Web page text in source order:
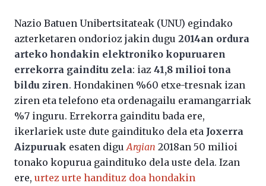
Nazio Batuen Unibertsitateak (UNU) egindako
azterketaren ondorioz jakin dugu 2014an ordura
arteko hondakin elektroniko kopuruaren
errekorra gainditu zela: iaz 41,8 milioi tona
bildu ziren. Hondakinen %60 etxe-tresnak izan
ziren eta telefono eta ordenagailu eramangarriak
%7 inguru. Errekorra gainditu bada ere,
ikerlariek uste dute gaindituko dela eta Joxerra
Aizpuruak esaten diguArgian 2018an 50 milioi
tonako kopurua gaindituko dela uste dela. Izan
ere, urtez urte handituz doa hondakin